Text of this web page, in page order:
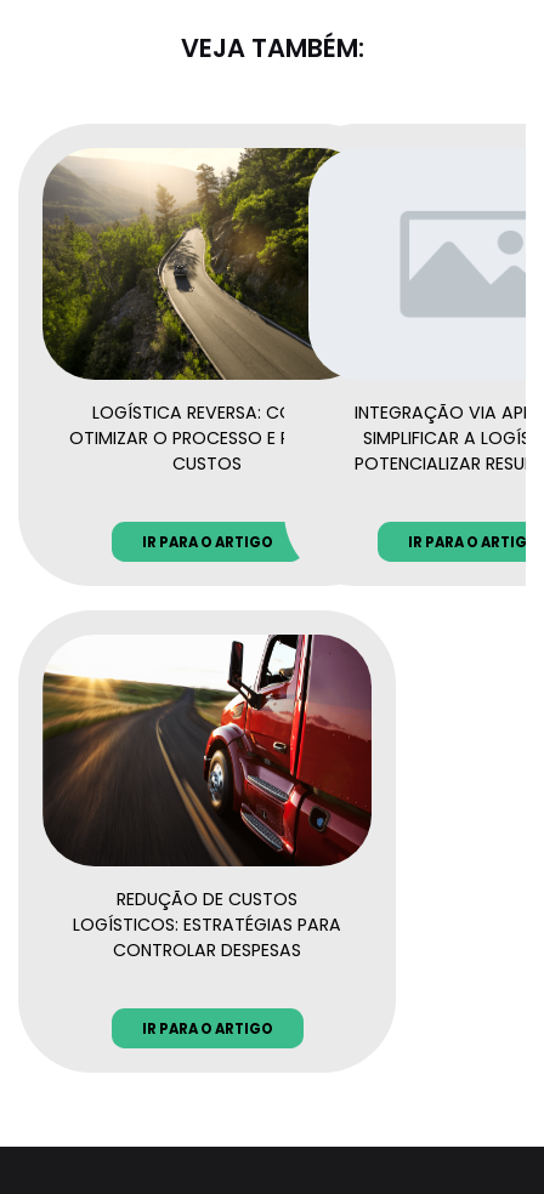
VEJA TAMBÉM:
LOGÍSTICA REVERSA: COMO
OTIMIZAR O PROCESSO E REDUZIR
CUSTOS
IR PARA O ARTIGO
INTEGRAÇÃO VIA API:
SIMPLIFICAR A
POTENCIALIZAR
IR PARA O ARTIGO
REDUÇÃO DE CUSTOS
LOGÍSTICOS: ESTRATÉGIAS PARA
CONTROLAR DESPESAS
IR PARA O ARTIGO